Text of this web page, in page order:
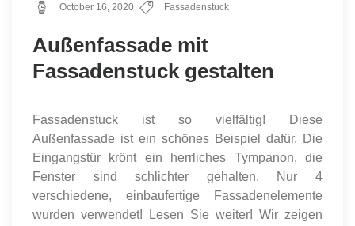
October 16, 2020 Fassadenstuck
Außenfassade mit
Fassadenstuck gestalten
Fassadenstuck ist so vielfältig! Diese
Außenfassade ist ein schönes Beispiel dafür. Die
Eingangstür krönt ein herrliches Tympanon, die
Fenster sind schlichter gehalten. Nur 4
verschiedene, einbaufertige Fassadenelemente
wurden verwendet! Lesen Sie weiter! Wir zeigen